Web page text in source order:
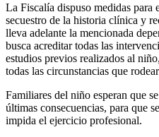
La Fiscalía dispuso medidas para
secuestro de la historia clínica y
lleva adelante la mencionada
busca acreditar todas las
estudios previos realizados al
todas las circunstancias que
Familiares del niño esperan que
últimas consecuencias, para que
impida el ejercicio profesional.